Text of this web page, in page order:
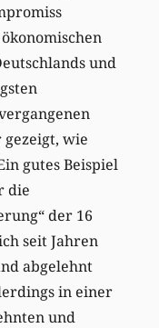
und
wie
gutes Beispiel
die
der 16
seit Jahren
abgelehnt
in einer
und